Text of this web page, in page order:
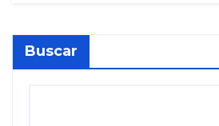
Buscar